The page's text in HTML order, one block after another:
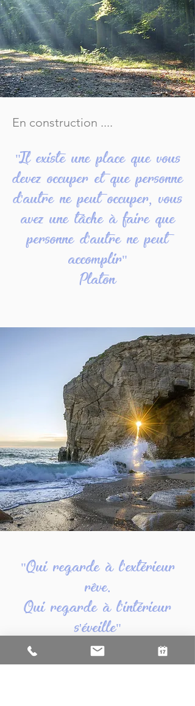
En construction ....
"Il existe une place que vous
devez occuper et que personne
d'autre ne peut occuper, vous
avez une tâche à faire que
personne d'autre ne peut
accomplir"
Platon
"Qui regarde à l'extérieur
rêve.
Qui regarde à l'intérieur
s'éveille"
Carl Gustav Jung